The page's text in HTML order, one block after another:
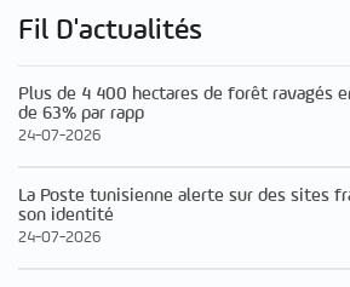
Fil D'actualités
Plus de 4 400 hectares de forêt ravagés
de 63% par rapp
24-07-2026
La Poste tunisienne alerte sur des sites
son identité
24-07-2026